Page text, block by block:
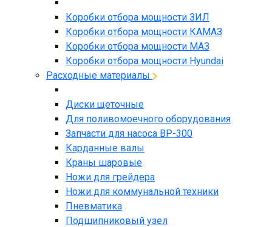
Коробки отбора мощности ЗИЛ
Коробки отбора мощности КАМАЗ
Коробки отбора мощности МАЗ
Коробки отбора мощности Hyundai
Расходные материалы
Диски щеточные
Для поливомоечного оборудования
Запчасти для насоса BP-300
Карданные валы
Краны шаровые
Ножи для грейдера
Ножи для коммунальной техники
Пневматика
Подшипниковый узел